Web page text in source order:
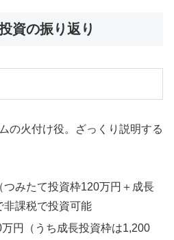
資の振り返り
の火付け役。ざっくり説明する
みたて投資枠120万円＋成長
非課税で投資可能
円（うち成長投資枠は1,200